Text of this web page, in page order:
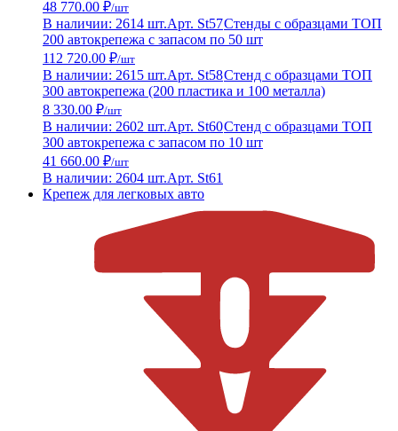
48 770.00 ₽/шт
В наличии: 2614 шт.Арт. St57Стенды с образцами ТОП
200 автокрепежа с запасом по 50 шт
112 720.00 ₽/шт
В наличии: 2615 шт.Арт. St58Стенд с образцами ТОП
300 автокрепежа (200 пластика и 100 металла)
8 330.00 ₽/шт
В наличии: 2602 шт.Арт. St60Стенд с образцами ТОП
300 автокрепежа с запасом по 10 шт
41 660.00 ₽/шт
В наличии: 2604 шт.Арт. St61
Крепеж для легковых авто